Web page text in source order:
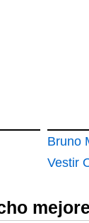
Bruno
Vestir